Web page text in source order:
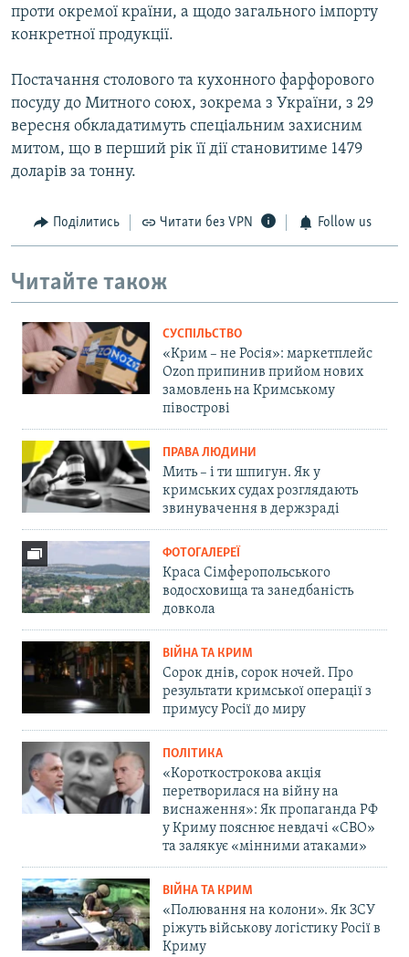
проти окремої країни, а щодо загального iмпорту
конкретної продукцiї.
Постачання столового та кухонного фарфорового
посуду до Митного союх, зокрема з України, з 29
вересня обкладатимуть спецiальним захисним
митом, що в перший рiк її дiї становитиме 1479
доларів за тонну.
Поділитись Читати без VPN Follow us
Читайте також
СУСПІЛЬСТВО
«Крим – не Росія»: маркетплейс
Ozon припинив прийом нових
замовлень на Кримському
півострові
ПРАВА ЛЮДИНИ
Мить – і ти шпигун. Як у
кримських судах розглядають
звинувачення в держзраді
ФОТОГАЛЕРЕЇ
Краса Сімферопольського
водосховища та занедбаність
довкола
ВІЙНА ТА КРИМ
Сорок днів, сорок ночей. Про
результати кримської операції з
примусу Росії до миру
ПОЛІТИКА
«Короткострокова акція
перетворилася на війну на
виснаження»: Як пропаганда РФ
у Криму пояснює невдачі «СВО»
та залякує «мінними атаками»
ВІЙНА ТА КРИМ
«Полювання на колони». Як ЗСУ
ріжуть військову логістику Росії в
Криму